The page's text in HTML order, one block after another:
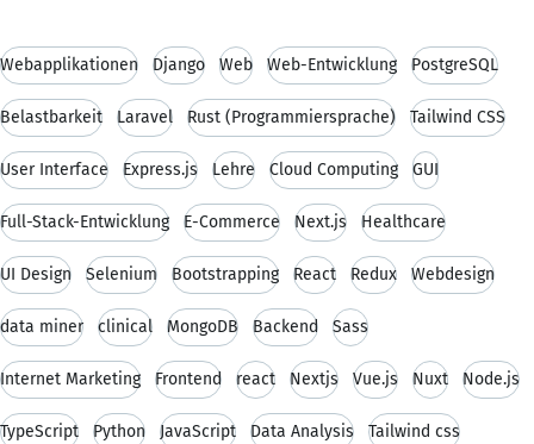
Webapplikationen Django Web Web-Entwicklung PostgreSQL
Belastbarkeit Laravel Rust (Programmiersprache) Tailwind CSS
User Interface Express.js Lehre Cloud Computing GUI
Full-Stack-Entwicklung E-Commerce Next.js Healthcare
UI Design Selenium Bootstrapping React Redux Webdesign
data miner clinical MongoDB Backend Sass
Internet Marketing Frontend react Nextjs Vue.js Nuxt Node.js
TypeScript Python JavaScript Data Analysis Tailwind css